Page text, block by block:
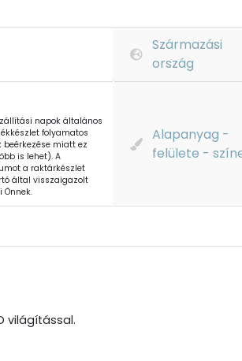
Származási
ország
napok általános
folyamatos
miatt ez
is lehet). A
a raktárkészlet
által visszaigazolt
Alapanyag -
felülete -
világítással.